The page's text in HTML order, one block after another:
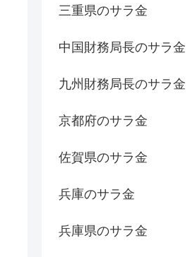
三重県のサラ金
中国財務局長のサラ金
九州財務局長のサラ金
京都府のサラ金
佐賀県のサラ金
兵庫のサラ金
兵庫県のサラ金